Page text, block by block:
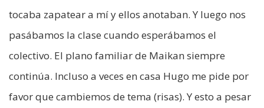
tocaba zapatear a mí y ellos anotaban. Y luego nos
pasábamos la clase cuando esperábamos el
colectivo. El plano familiar de Maikan siempre
continúa. Incluso a veces en casa Hugo me pide por
favor que cambiemos de tema (risas). Y esto a pesar